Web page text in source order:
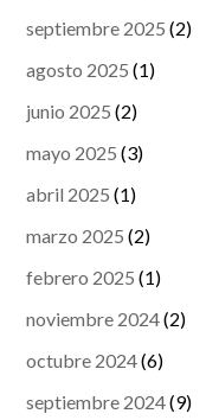
septiembre 2025 (2)
agosto 2025 (1)
junio 2025 (2)
mayo 2025 (3)
abril 2025 (1)
marzo 2025 (2)
febrero 2025 (1)
noviembre 2024(2)
octubre 2024(6)
septiembre 2024(9)